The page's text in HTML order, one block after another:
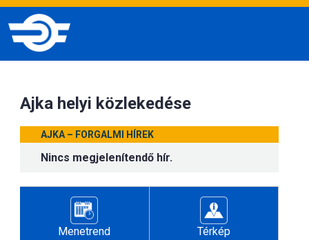
Ajka helyi közlekedése
AJKA – FORGALMI HÍREK
Nincs megjelenítendő hír.
Menetrend Térkép